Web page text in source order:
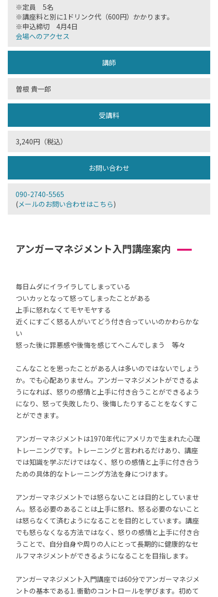
※定員 5名
※講座料と別に1ドリンク代（600円）かかります。
※申込締切 4月4日
会場へのアクセス
講師
曽根 貴一郎
受講料
3,240円（税込）
お問い合わせ
090-2740-5565
(メールのお問い合わせはこちら)
アンガーマネジメント入門講座案内
毎日ムダにイライラしてしまっている
ついカッとなって怒ってしまったことがある
上手に怒れなくてモヤモヤする
近くにすごく怒る人がいてどう付き合っていいのかわらかな
い
怒った後に罪悪感や後悔を感じてへこんでしまう 等々
こんなことを思ったことがある人は多いのではないでしょう
か。でも心配ありません。アンガーマネジメントができるよ
うになれば、怒りの感情と上手に付き合うことができるよう
になり、怒って失敗したり、後悔したりすることをなくすこ
とができます。
アンガーマネジメントは1970年代にアメリカで生まれた心理
トレーニングです。トレーニングと言われるだけあり、講座
では知識を学ぶだけではなく、怒りの感情と上手に付き合う
ための具体的なトレーニング方法を身につけます。
アンガーマネジメントでは怒らないことは目的としていませ
ん。怒る必要のあることは上手に怒れ、怒る必要のないこと
は怒らなくて済むようになることを目的としています。講座
でも怒らなくなる方法ではなく、怒りの感情と上手に付き合
うことで、自分自身や周りの人にとって長期的に健康的なセ
ルフマネジメントができるようになることを目指します。
アンガーマネジメント入門講座では60分でアンガーマネジメ
ントの基本である1. 衝動のコントロールを学びます。初めて